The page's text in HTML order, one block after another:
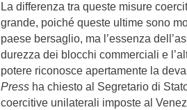
La differenza tra queste misure
grande, poiché queste ultime sono
paese bersaglio, ma l’essenza
durezza dei blocchi commerciali e
potere riconosce apertamente la
Pressha chiesto al Segretario di
coercitive unilaterali imposte al